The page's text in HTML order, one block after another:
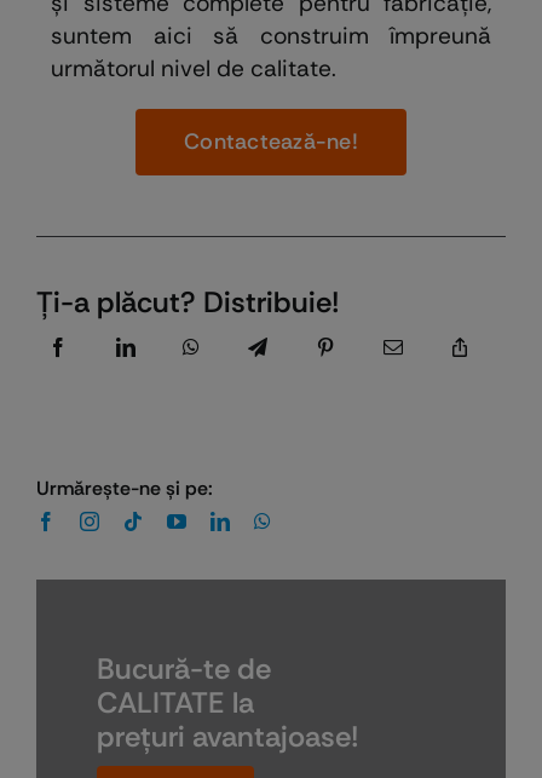
suntem aici să construim împreună
următorul nivel de calitate.
Contactează-ne!
Ţi-a plăcut? Distribuie!
Urmăreşte-ne şi pe:
Bucură-te de
CALITATE la
preţuri avantajoase!